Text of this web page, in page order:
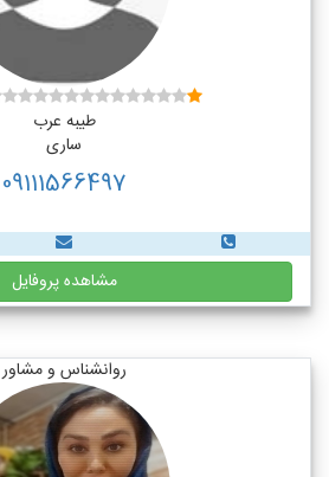
طیبه عرب
ساری
09111566497
مشاهده پروفایل
روانشناس و مشاور